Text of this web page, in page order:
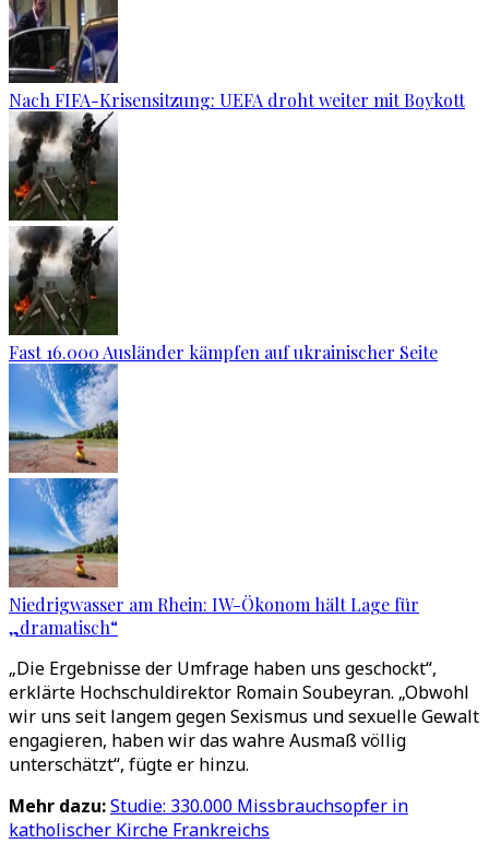
Nach FIFA-Krisensitzung: UEFA droht weiter mit Boykott
Fast 16.000 Ausländer kämpfen auf ukrainischer Seite
Niedrigwasser am Rhein: IW-Ökonom hält Lage für
„dramatisch“
„Die Ergebnisse der Umfrage haben uns geschockt“,
erklärte Hochschuldirektor Romain Soubeyran. „Obwohl
wir uns seit langem gegen Sexismus und sexuelle Gewalt
engagieren, haben wir das wahre Ausmaß völlig
unterschätzt“, fügte er hinzu.
Mehr dazu:Studie: 330.000 Missbrauchsopfer in
katholischer Kirche Frankreichs